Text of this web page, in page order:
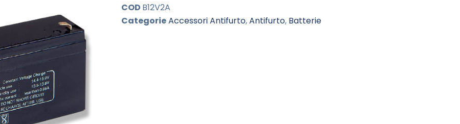
COD B12V2A
CategorieAccessori Antifurto,Antifurto, Batterie